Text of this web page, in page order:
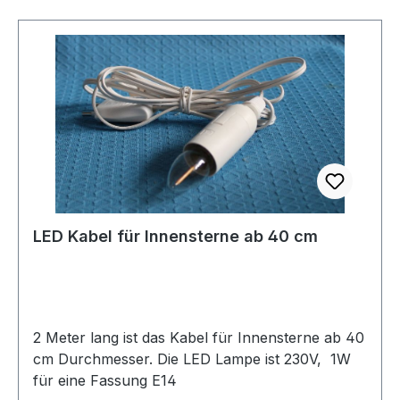
LED Kabel für Innensterne ab 40 cm
2 Meter lang ist das Kabel für Innensterne ab 40
cm Durchmesser. Die LED Lampe ist 230V, 1W
für eine Fassung E14